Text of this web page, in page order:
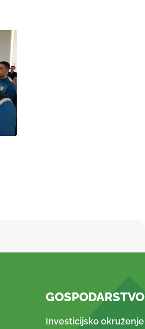
GOSPODARSTVO
Investicijsko okruženje